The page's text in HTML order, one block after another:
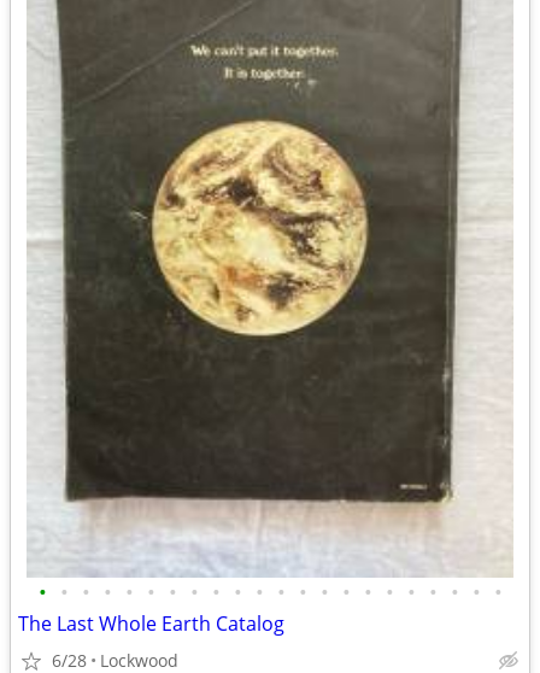
• • • • • • • • • • • • • • • • • • • • • •
The Last Whole Earth Catalog
6/28 Lockwood